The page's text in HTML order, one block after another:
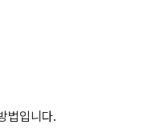
법입니다.